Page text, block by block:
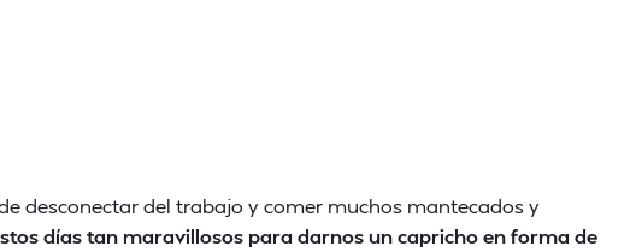
desconectar del trabajo y comer muchos mantecados y
días tan maravillosos para darnos un capricho en forma de